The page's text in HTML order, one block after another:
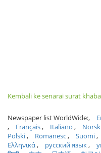
Kembali ke senarai surat
Newspaper list WorldWide:
Français
Italiano Norsk
Polski
Romanesc Suomi
Ελληνικά
русский язык